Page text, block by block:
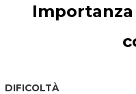
DIFICOLTÀ